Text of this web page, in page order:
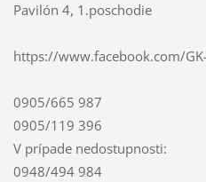
Pavilón 4, 1.poschodie
https://www.facebook.com/
0905/665 987
0905/119 396
V prípade nedostupnosti:
0948/494 984